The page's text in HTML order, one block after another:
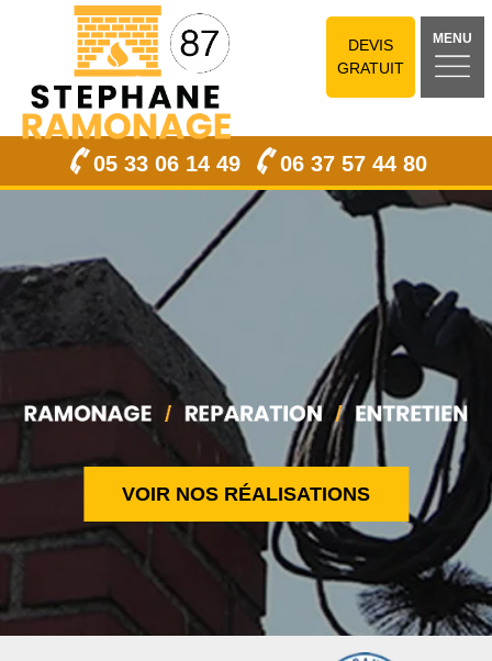
DEVIS
GRATUIT
MENU
05 33 06 14 49 06 37 57 44 80
VOIR NOS RÉALISATIONS